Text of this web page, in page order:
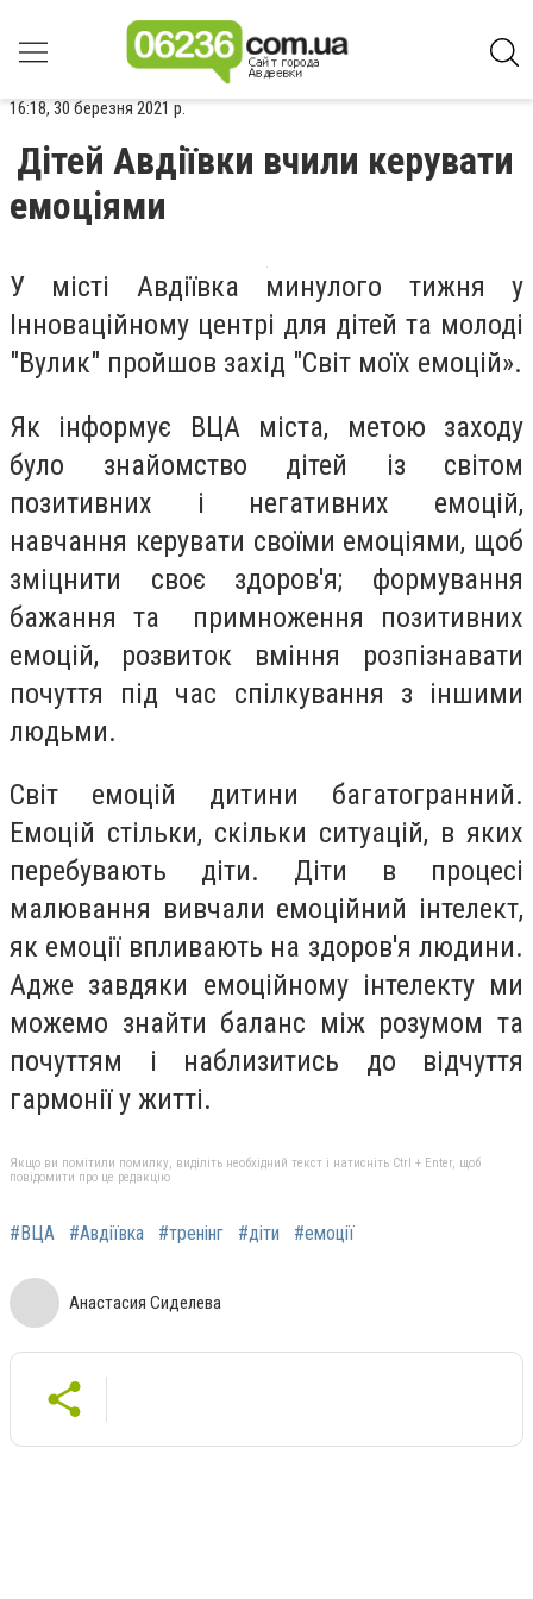
16:18, 30 березня 2021 р.
Дітей Авдіївки вчили керувати
емоціями
У місті Авдіївка минулого тижня у
Інноваційному центрі для дітей та молоді
"Вулик" пройшов захід "Світ моїх емоцій».
Як інформує ВЦА міста, метою заходу
було знайомство дітей із світом
позитивних і негативних емоцій,
навчання керувати своїми емоціями, щоб
зміцнити своє здоров'я; формування
бажання та примноження позитивних
емоцій, розвиток вміння розпізнавати
почуття під час спілкування з іншими
людьми.
Світ емоцій дитини багатогранний.
Емоцій стільки, скільки ситуацій, в яких
перебувають діти. Діти в процесі
малювання вивчали емоційний інтелект,
як емоції впливають на здоров'я людини.
Адже завдяки емоційному інтелекту ми
можемо знайти баланс між розумом та
почуттям і наблизитись до відчуття
гармонії у житті.
Якщо ви помітили помилку, виділіть необхідний текст і натисніть Ctrl + Enter, щоб
повідомити про це редакцію
#ВЦА #Авдіївка #тренінг #діти #емоції
Анастасия Сиделева